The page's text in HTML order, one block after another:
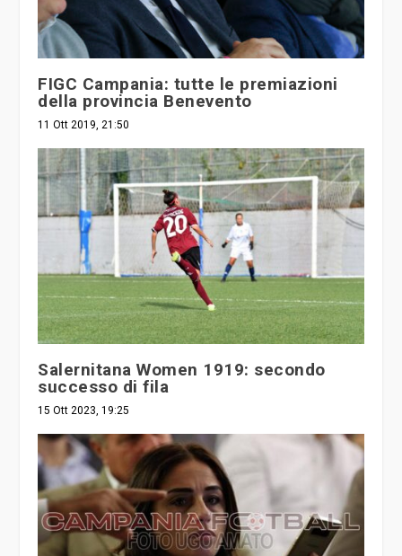
FIGC Campania: tutte le premiazioni
della provincia Benevento
11 Ott 2019, 21:50
Salernitana Women 1919: secondo
successo di fila
15 Ott 2023, 19:25